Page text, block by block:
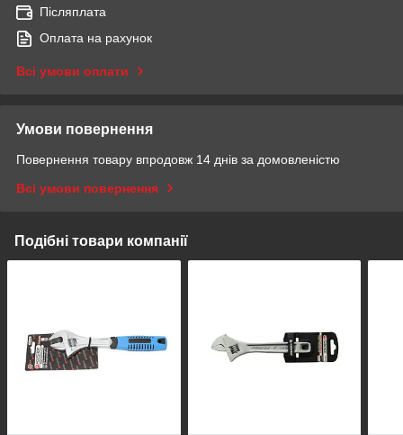
Післяплата
Оплата на рахунок
Всі умови оплати
Умови повернення
Повернення товару впродовж 14 днів за домовленістю
Всі умови повернення
Подібні товари компанії